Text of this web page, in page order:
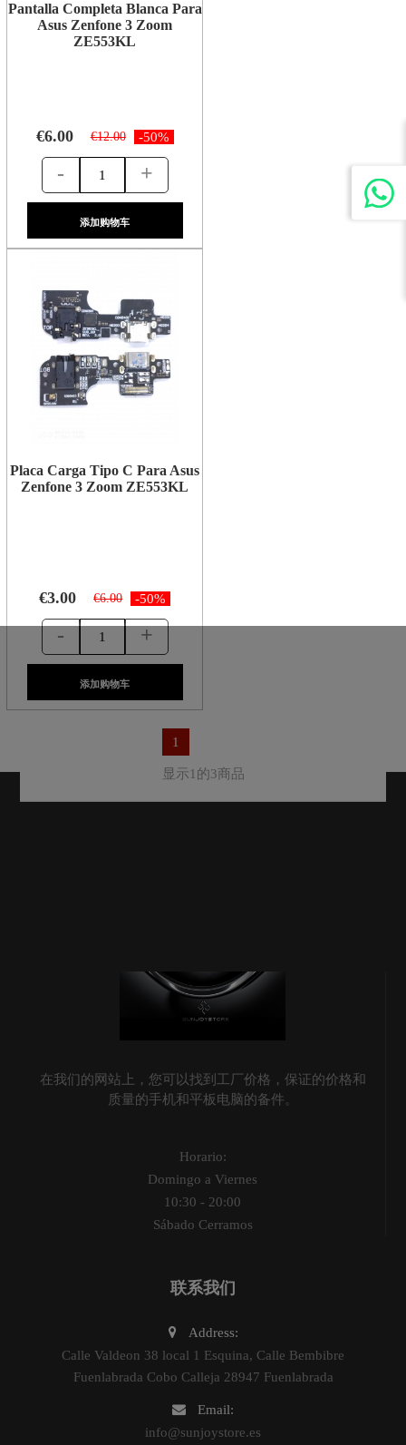
Pantalla Completa Blanca Para
Asus Zenfone 3 Zoom
ZE553KL
€6.00 €12.00 -50%
- +
添加购物车
Placa Carga Tipo C Para Asus
Zenfone 3 Zoom ZE553KL
€3.00 €6.00 -50%
- +
添加购物车
1
显示1的3商品
在我们的网站上，您可以找到工厂价格，保证的价格和
质量的手机和平板电脑的备件。
Horario:
Domingo a Viernes
10:30 - 20:00
Sábado Cerramos
联系我们
Address:
Calle Valdeon 38 local 1 Esquina, Calle Bembibre
Fuenlabrada Cobo Calleja 28947 Fuenlabrada
Email:
info@sunjoystore.es